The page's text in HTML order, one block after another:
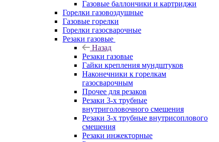
Газовые баллончики и картриджи
Горелки газовоздушные
Газовые горелки
Горелки газосварочные
Резаки газовые
Назад
Резаки газовые
Гайки крепления мундштуков
Наконечники к горелкам
газосварочным
Прочее для резаков
Резаки 3-х трубные
внутриголовочного смешения
Резаки 3-х трубные внутрисоплового
смешения
Резаки инжекторные